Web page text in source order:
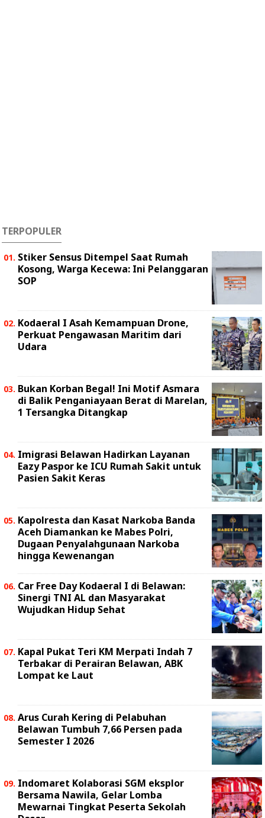
TERPOPULER
Stiker Sensus Ditempel Saat Rumah
Kosong, Warga Kecewa: Ini Pelanggaran
SOP
Kodaeral I Asah Kemampuan Drone,
Perkuat Pengawasan Maritim dari
Udara
Bukan Korban Begal! Ini Motif Asmara
di Balik Penganiayaan Berat di Marelan,
1 Tersangka Ditangkap
Imigrasi Belawan Hadirkan Layanan
Eazy Paspor ke ICU Rumah Sakit untuk
Pasien Sakit Keras
Kapolresta dan Kasat Narkoba Banda
Aceh Diamankan ke Mabes Polri,
Dugaan Penyalahgunaan Narkoba
hingga Kewenangan
Car Free Day Kodaeral I di Belawan:
Sinergi TNI AL dan Masyarakat
Wujudkan Hidup Sehat
Kapal Pukat Teri KM Merpati Indah 7
Terbakar di Perairan Belawan, ABK
Lompat ke Laut
Arus Curah Kering di Pelabuhan
Belawan Tumbuh 7,66 Persen pada
Semester I 2026
Indomaret Kolaborasi SGM eksplor
Bersama Nawila, Gelar Lomba
Mewarnai Tingkat Peserta Sekolah